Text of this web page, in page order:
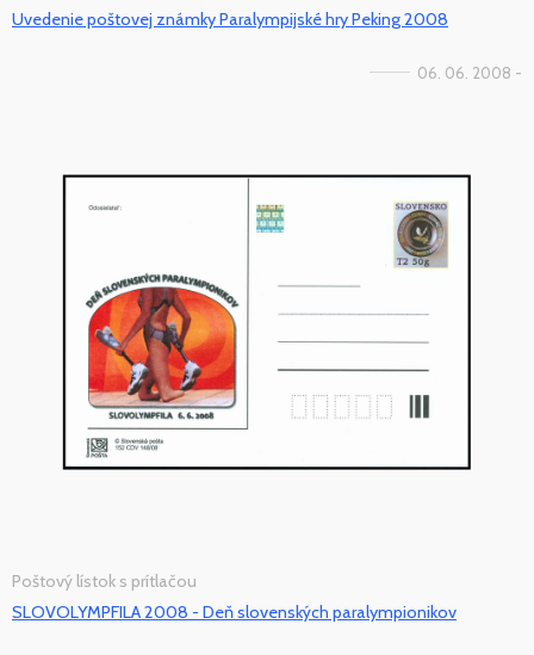
Uvedenie poštovej známky Paralympijské hry Peking 2008
06. 06. 2008 -
Poštový lístok s prítlačou
SLOVOLYMPFILA 2008 - Deň slovenských paralympionikov